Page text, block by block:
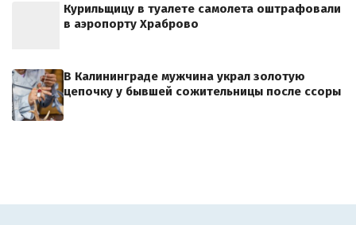
Курильщицу в туалете самолета оштрафовали
в аэропорту Храброво
В Калининграде мужчина украл золотую
цепочку у бывшей сожительницы после ссоры